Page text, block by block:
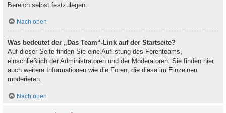
Bereich selbst festzulegen.
Nach oben
Was bedeutet der „Das Team“-Link auf der Startseite?
Auf dieser Seite finden Sie eine Auflistung des Forenteams,
einschließlich der Administratoren und der Moderatoren. Sie finden hier
auch weitere Informationen wie die Foren, die diese im Einzelnen
moderieren.
Nach oben